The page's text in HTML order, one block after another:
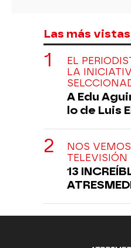
Las más vistas
EL
LA
A Edu
lo de Luis
NOS
TELEVISIÓN
13